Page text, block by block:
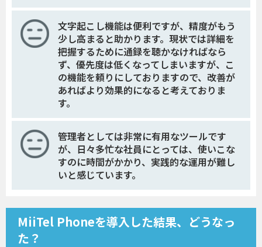
文字起こし機能は便利ですが、精度がもう
少し高まると助かります。現状では詳細を
把握するために通録を聴かなければなら
ず、優先度は低くなってしまいますが、こ
の機能を頼りにしておりますので、改善が
あればより効果的になると考えておりま
す。
管理者としては非常に有用なツールです
が、日々多忙な社員にとっては、使いこな
すのに時間がかかり、実践的な運用が難し
いと感じています。
MiiTel Phoneを導入した結果、どうなっ
た？